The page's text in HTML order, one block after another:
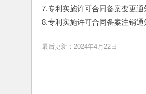
7.专利实施许可合同备案变更通
8.专利实施许可合同备案注销通
最后更新：2024年4月22日